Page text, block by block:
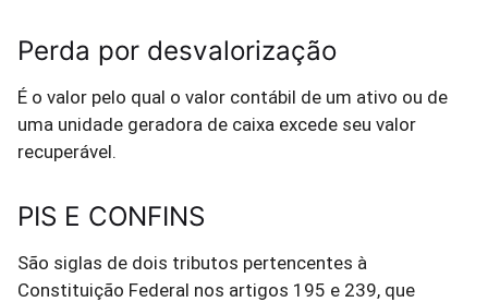
Perda por desvalorização
É o valor pelo qual o valor contábil de um ativo ou de
uma unidade geradora de caixa excede seu valor
recuperável.
PIS E CONFINS
São siglas de dois tributos pertencentes à
Constituição Federal nos artigos 195 e 239, que